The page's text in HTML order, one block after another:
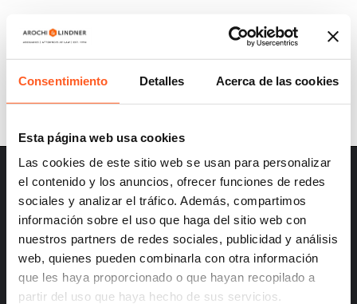
Consentimiento Detalles Acerca de las cookies
Esta página web usa cookies
Las cookies de este sitio web se usan para personalizar
el contenido y los anuncios, ofrecer funciones de redes
sociales y analizar el tráfico. Además, compartimos
información sobre el uso que haga del sitio web con
nuestros partners de redes sociales, publicidad y análisis
web, quienes pueden combinarla con otra información
que les haya proporcionado o que hayan recopilado a
partir del uso que haya hecho de sus servicios.
A&L NOTICIAS | REANUDACIÓN DE
PLAZOS PROCESALES A PARTIR DEL 23
DE SEPTIEMBRE
– Bolsa de trabajo
– Términos y condiciones
– Privacidad